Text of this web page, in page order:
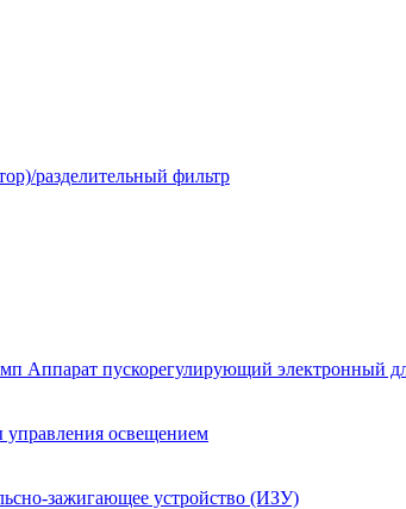
разделительный фильтр
Аппарат пускорегулирующий электронный
освещением
зажигающее устройство (ИЗУ)